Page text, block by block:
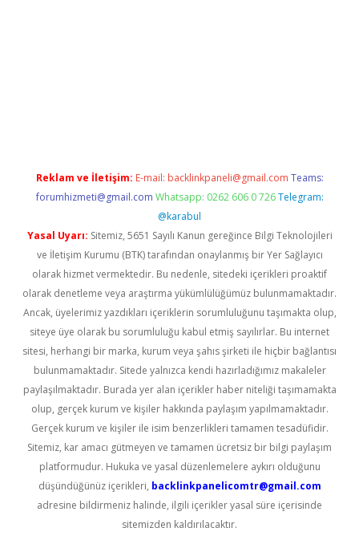
Reklam ve İletişim: E-mail: backlinkpaneli@gmail.com Teams:
forumhizmeti@gmail.com Whatsapp: 0262 606 0 726 Telegram:
@karabul
Yasal Uyarı: Sitemiz, 5651 Sayılı Kanun gereğince Bilgi Teknolojileri
ve İletişim Kurumu (BTK) tarafından onaylanmış bir Yer Sağlayıcı
olarak hizmet vermektedir. Bu nedenle, sitedeki içerikleri proaktif
olarak denetleme veya araştırma yükümlülüğümüz bulunmamaktadır.
Ancak, üyelerimiz yazdıkları içeriklerin sorumluluğunu taşımakta olup,
siteye üye olarak bu sorumluluğu kabul etmiş sayılırlar. Bu internet
sitesi, herhangi bir marka, kurum veya şahıs şirketi ile hiçbir bağlantısı
bulunmamaktadır. Sitede yalnızca kendi hazırladığımız makaleler
paylaşılmaktadır. Burada yer alan içerikler haber niteliği taşımamakta
olup, gerçek kurum ve kişiler hakkında paylaşım yapılmamaktadır.
Gerçek kurum ve kişiler ile isim benzerlikleri tamamen tesadüfidir.
Sitemiz, kar amacı gütmeyen ve tamamen ücretsiz bir bilgi paylaşım
platformudur. Hukuka ve yasal düzenlemelere aykırı olduğunu
düşündüğünüz içerikleri, backlinkpanelicomtr@gmail.com
adresine bildirmeniz halinde, ilgili içerikler yasal süre içerisinde
sitemizden kaldırılacaktır.